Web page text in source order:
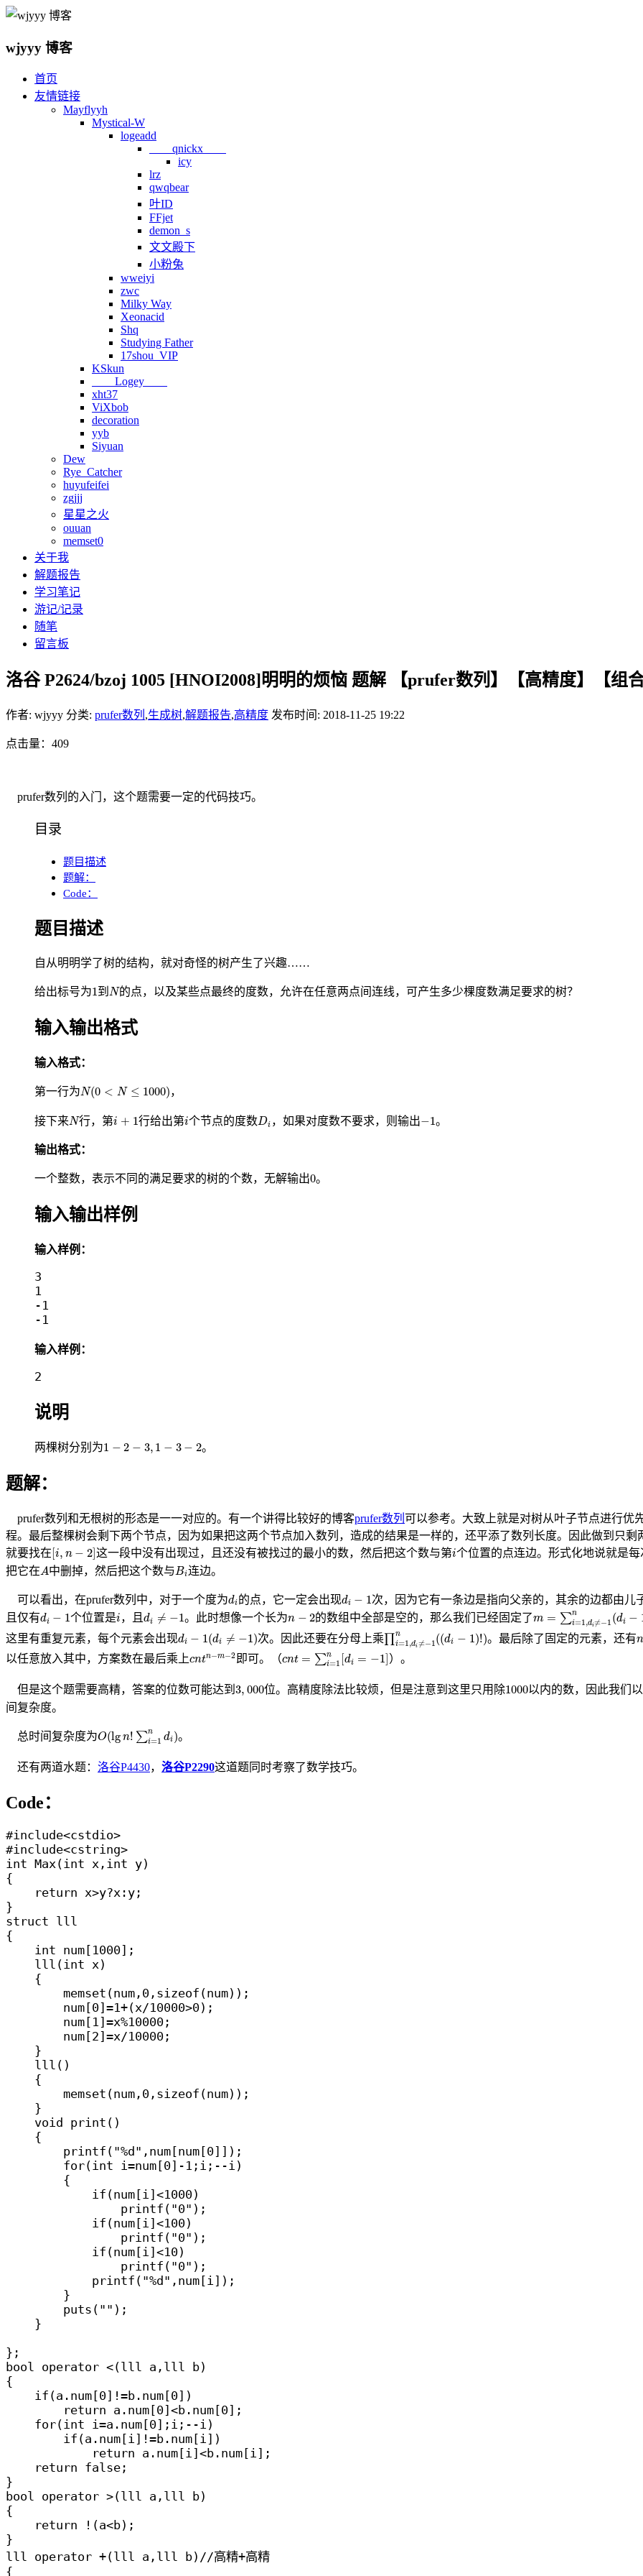
wjyyy 博客
首页
友情链接
Mayflyyh
Mystical-W
logeadd
qnickx
icy
lrz
qwqbear
叶ID
FFjet
demon_s
文文殿下
小粉兔
wweiyi
zwc
Milky Way
Xeonacid
Shq
Studying Father
17shou_VIP
KSkun
Logey
xht37
ViXbob
decoration
yyb
Siyuan
Dew
Rye_Catcher
huyufeifei
zgjjj
星星之火
ouuan
memset0
关于我
解题报告
学习笔记
游记/记录
随笔
留言板
洛谷 P2624/bzoj 1005 [HNOI2008]明明的烦恼 题解 【prufer数列】【高精度】【组合
作者: wjyyy 分类: prufer数列 ,生成树,解题报告,高精度 发布时间: 2018-11-25 19:22
点击量：409
prufer数列的入门，这个题需要一定的代码技巧。
目录
题目描述
题解：
Code：
题目描述
自从明明学了树的结构，就对奇怪的树产生了兴趣……
给出标号为1
1 到 N
N的点，以及某些点最终的度数，允许在任意两点间连线，可产生多少棵度数满足要求的树？
输入输出格式
输入格式：
第一行为N(0 < N ≤ 1000)
N(0< N ≤1000 ) ，
接下来N
N行，第i + 1
i+ 1 行给出第i
i个节点的度数Di
Di ，如果对度数不要求，则输出−1
1 。
输出格式：
一个整数，表示不同的满足要求的树的个数，无解输出0
0。
输入输出样例
输入样例：
3
1
-1
-1
输入样例：
2
说明
两棵树分别为1 − 2 − 3, 1 − 3 − 2
1 −3 −3 − 。
题解：
prufer数列和无根树的形态是一一对应的。有一个讲得比较好的博客prufer数列 可以参考。大致上就是对树从叶子节点进行优
程。最后整棵树会剩下两个节点，因为如果把这两个节点加入数列，造成的结果是一样的，还平添了数列长度。因此做到只
就要找在 [i, n − 2]
[i, 这一段中没有出现过，且还没有被找过的最小的数，然后把这个数与第i
i个位置的点连边。形式化地说就是每
把它在A
A中删掉，然后把这个数与Bi
Bi 连边。
可以看出，在prufer数列中，对于一个度为di
di 的点，它一定会出现di − 1
di 次，因为它有一条边是指向父亲的，其余的边都由儿
且仅有di − 1
di 个位置是i
i ，且di ≠ −1
di − 。此时想像一个长为n − 2
n− 的数组中全部是空的，那么我们已经固定了m = ∑n
i=1,di≠−1 (di −
=1,d d −
这里有重复元素，每个元素会出现di − 1 (di ≠ −1 )
di d i≠− ) 次。因此还要在分母上乘∏n
i=1,di≠−1((di − 1 )!)
∏i= 1n (( 1)!) 。最后除了固定的元素，还有n
n−
以任意放入其中，方案数在最后乘上cntn−m−2
n−m−2 即可。（cnt = ∑n
i=1 di = −1
= =1n[ i=− ）。
但是这个题需要高精，答案的位数可能达到 3, 000
3 000 位。高精度除法比较烦，但是注意到这里只用除1000
1000以内的数，因此我们以
间复杂度。
总时间复杂度为O(lgn! ∑n
i=1 di)
O(lg ∑ i=1n ) 。
还有两道水题： 洛谷P4430， 洛谷P2290这道题同时考察了数学技巧。
Code：
#include<cstdio>
#include<cstring>
int Max(int x,int y)
{
    return x>y?x:y;
}
struct lll
{
    int num[1000];
    lll(int x)
    {
        memset(num,0,sizeof(num));
        num[0]=1+(x/10000>0);
        num[1]=x%10000;
        num[2]=x/10000;
    }
    lll()
    {
        memset(num,0,sizeof(num));
    }
    void print()
    {
        printf("%d",num[num[0]]);
        for(int i=num[0]-1;i;--i)
        {
            if(num[i]<1000)
                printf("0");
            if(num[i]<100)
                printf("0");
            if(num[i]<10)
                printf("0");
            printf("%d",num[i]);
        }
        puts("");
    }
};
bool operator <(lll a,lll b)
{
    if(a.num[0]!=b.num[0])
        return a.num[0]<b.num[0];
    for(int i=a.num[0];i;--i)
        if(a.num[i]!=b.num[i])
            return a.num[i]<b.num[i];
    return false;
}
bool operator >(lll a,lll b)
{
    return !(a<b);
}
lll operator +(lll a,lll b)//高精+高精
{